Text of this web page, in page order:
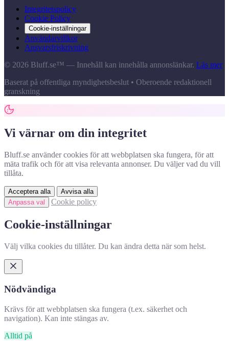
Integritetspolicy
Cookie Policy
Cookie-inställningar
Användarvillkor
Ansvarsfriskrivning
© 2026 Bluff.se™ — Innehåll kan innehålla annonslänkar. Läs mer
Baserat på offentliga myndighetsbeslut • Oberoende redaktionell
granskning
Vi värnar om din integritet
Bluff.se använder cookies för att webbplatsen ska fungera, för att
mäta trafik och för att visa relevanta annonser. Du väljer vad du vill
tillåta.
Acceptera alla
Avvisa alla
Anpassa val
Cookie policy
Cookie-inställningar
Välj vilka cookies du tillåter. Du kan ändra detta när som helst.
Nödvändiga
Krävs för att webbplatsen ska fungera (t.ex. säkerhet och
navigation). Kan inte stängas av.
Alltid på